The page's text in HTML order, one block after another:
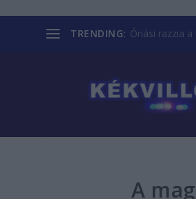
TRENDING: Óriási razzia
A